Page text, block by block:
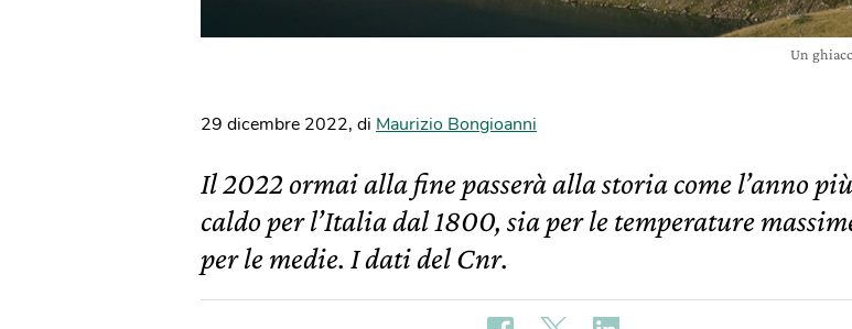
Un
29 dicembre 2022, di Maurizio Bongioanni
Il 2022 ormai alla fine passerà alla storia come l’anno più
caldo per l’Italia dal 1800, sia per le temperature
per le medie. I dati del Cnr.